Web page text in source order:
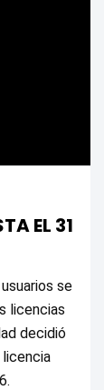
EL 31
se
licencias
decidió